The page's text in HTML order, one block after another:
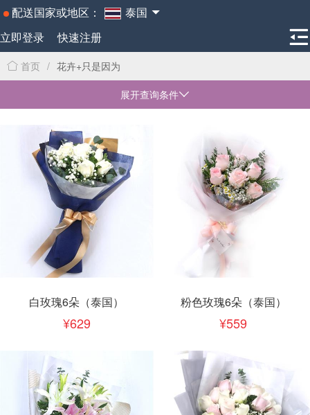
配送国家或地区：
泰国
立即登录
快速注册
首页 / 花卉+只是因为
展开查询条件
白玫瑰6朵（泰国）
629
粉色玫瑰6朵（泰国）
559